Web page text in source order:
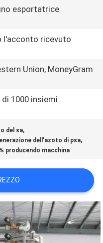
esportatrice
l'acconto ricevuto
Union, MoneyGram
1000 insiemi
del sa,
dell'azoto di psa,
producendo macchina